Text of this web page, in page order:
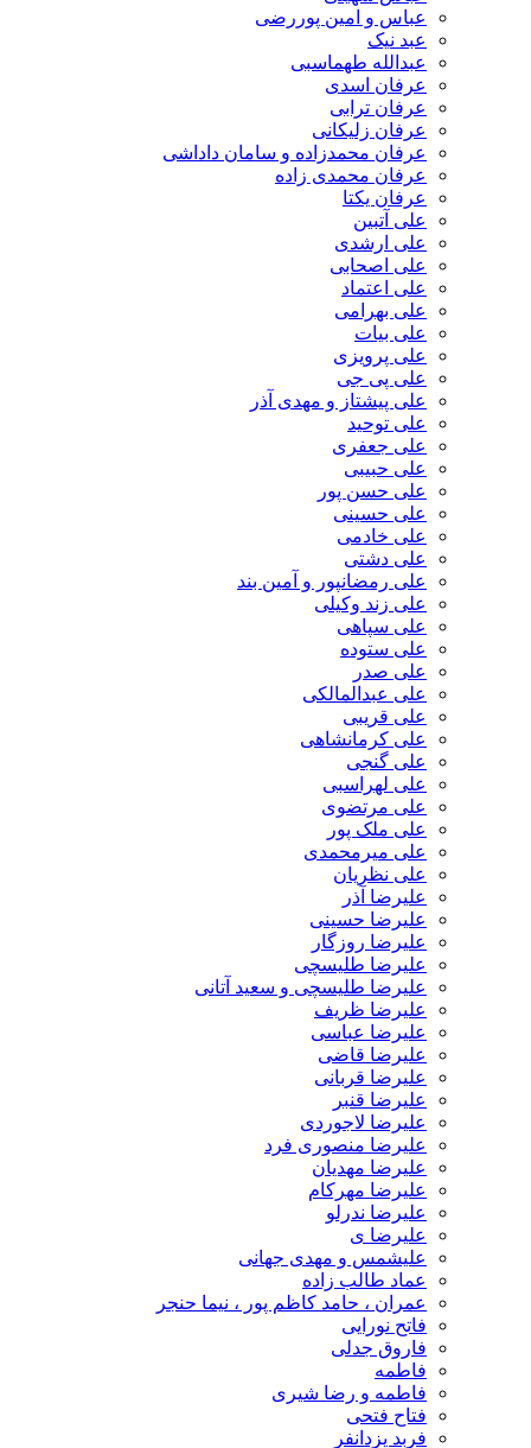
عباس و امین پوررضی
عبد نیک
عبدالله طهماسبی‎
عرفان اسدی
عرفان ترابی
عرفان زلیکانی
عرفان محمدزاده و سامان داداشی
عرفان محمدی زاده
عرفان یکتا
علی آتبین
علی ارشدی
علی اصحابی
علی اعتماد
علی بهرامی
علی بیات
علی پرویزی
علی پی جی
علی پیشتاز و مهدی آذر
علی توحید
علی جعفری
علی حبیبی
علی حسن پور
علی حسینی
علی خادمی
علی دشتی
علی رمضانپور و آمین بند
علی زند وکیلی
علی سپاهی
علی ستوده
علی صدر
علی عبدالمالکی
علی قریبی
علی کرمانشاهی
علی گنجی
علی لهراسبی
علی مرتضوی
علی ملک پور
علی میرمحمدی
علی نظریان
علیرضا آذر
علیرضا حسینی
علیرضا روزگار
علیرضا طلیسچی
علیرضا طلیسچی و سعید آتانی
علیرضا ظریف
علیرضا عباسی
علیرضا قاضی
علیرضا قربانی
علیرضا قنبر
علیرضا لاجوردی
علیرضا منصوری فرد
علیرضا مهدیان
علیرضا مهرکام
علیرضا ندرلو
علیرضا ی
علیشمس و مهدی جهانی
عماد طالب زاده
عمران ، حامد کاظم پور ، نیما حنجر
فاتح نورایی
فاروق جدلی
فاطمه
فاطمه و رضا شیری
فتاح فتحی
فربد یزدانفر